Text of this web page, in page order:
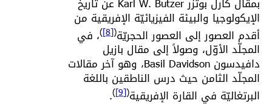
الإيكولوجيا والبيئة الفيزيائيّة الإفريقية من
أقدم العصور إلى العصور الحجريّة(
[8]
)، في
المجلّد الأوّل، وصولاً إلى مقال بازيل
دافيدسون Basil Davidson، وهو آخر مقالات
المجلّد الثامن حيث درس الناطقين باللغة
البرتغاليّة في القارة الإفريقية(
[9]
)
.